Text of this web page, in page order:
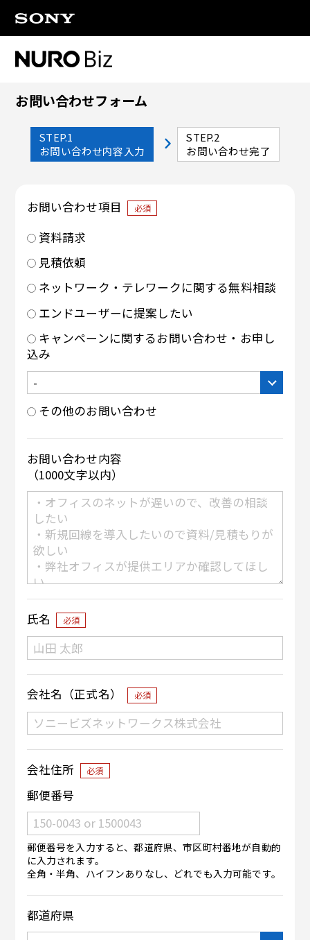
お問い合わせフォーム
STEP.1
お問い合わせ内容入力
STEP.2
お問い合わせ完了
お問い合わせ項目 必須
資料請求
見積依頼
ネットワーク・テレワークに関する無料相談
エンドユーザーに提案したい
キャンペーンに関するお問い合わせ・お申し
込み
その他のお問い合わせ
お問い合わせ内容
（1000文字以内）
氏名 必須
会社名（正式名） 必須
会社住所 必須
郵便番号
郵便番号を入力すると、都道府県、市区町村番地が自動的
に入力されます。
全角・半角、ハイフンありなし、どれでも入力可能です。
都道府県